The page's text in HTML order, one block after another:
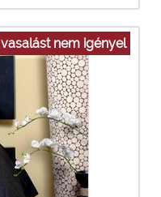
vasalást nem igényel